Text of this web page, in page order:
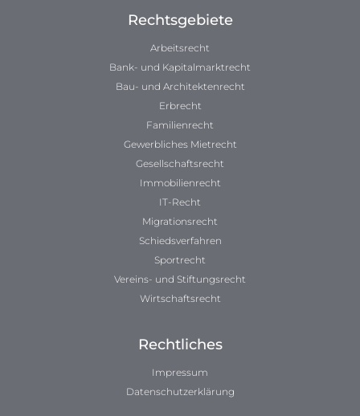
Rechtsgebiete
Arbeitsrecht
Bank- und Kapitalmarktrecht
Bau- und Architektenrecht
Erbrecht
Familienrecht
Gewerbliches Mietrecht
Gesellschaftsrecht
Immobilienrecht
IT-Recht
Migrationsrecht
Schiedsverfahren
Sportrecht
Vereins- und Stiftungsrecht
Wirtschaftsrecht
Rechtliches
Impressum
Datenschutzerklärung